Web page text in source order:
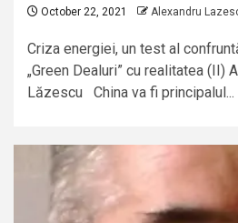
October 22, 2021 Alexandru
Criza energiei, un test al
„Green Dealuri” cu realitatea (II)
Lăzescu China va fi principalul...